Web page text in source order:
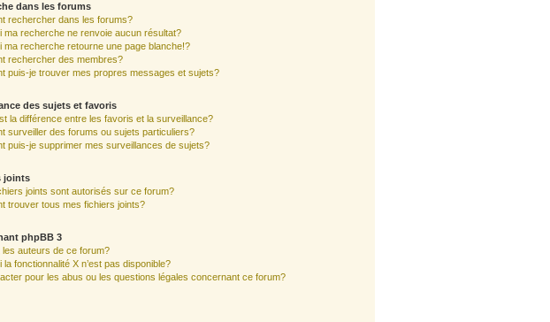
dans les forums
rechercher dans les forums?
ma recherche ne renvoie aucun résultat?
ma recherche retourne une page blanche!?
rechercher des membres?
puis-je trouver mes propres messages et sujets?
des sujets et favoris
la différence entre les favoris et la surveillance?
surveiller des forums ou sujets particuliers?
puis-je supprimer mes surveillances de sujets?
joints
joints sont autorisés sur ce forum?
trouver tous mes fichiers joints?
phpBB 3
les auteurs de ce forum?
la fonctionnalité X n’est pas disponible?
pour les abus ou les questions légales concernant ce forum?